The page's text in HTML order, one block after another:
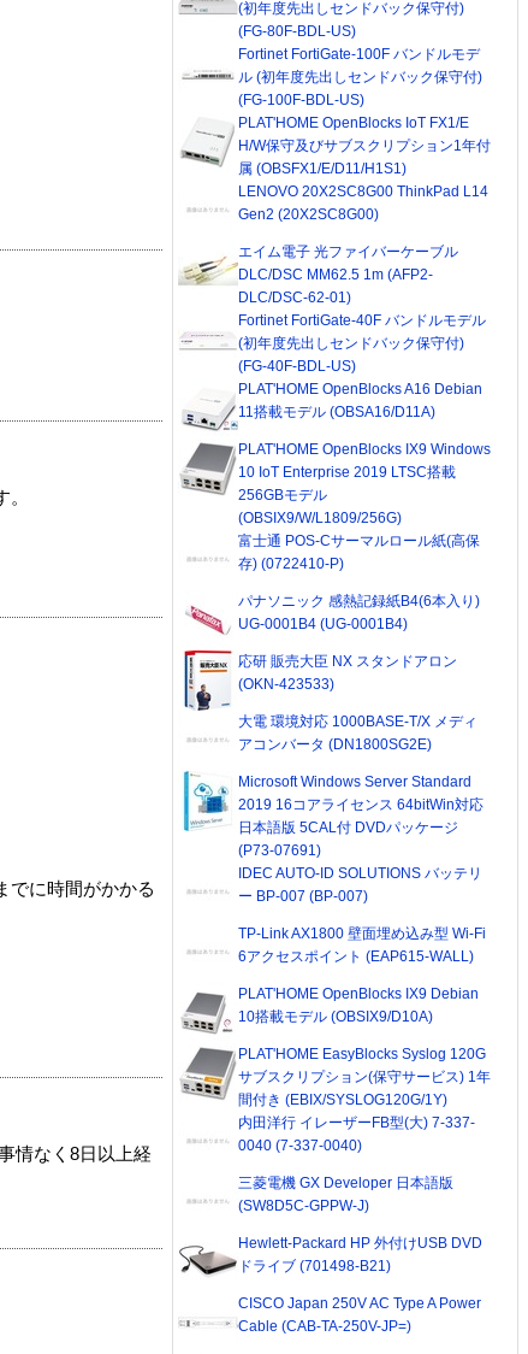
でに時間がかかる
情なく8日以上経
(初年度先出しセンドバック保守付)
(FG-80F-BDL-US)
Fortinet FortiGate-100F バンドルモデ
ル (初年度先出しセンドバック保守付)
(FG-100F-BDL-US)
PLAT'HOME OpenBlocks IoT FX1/E
H/W保守及びサブスクリプション1年付
属 (OBSFX1/E/D11/H1S1)
LENOVO 20X2SC8G00 ThinkPad L14
Gen2 (20X2SC8G00)
エイム電子 光ファイバーケーブル
DLC/DSC MM62.5 1m (AFP2-
DLC/DSC-62-01)
Fortinet FortiGate-40F バンドルモデル
(初年度先出しセンドバック保守付)
(FG-40F-BDL-US)
PLAT'HOME OpenBlocks A16 Debian
11搭載モデル (OBSA16/D11A)
PLAT'HOME OpenBlocks IX9 Windows
10 IoT Enterprise 2019 LTSC搭載
256GBモデル
(OBSIX9/W/L1809/256G)
富士通 POS-Cサーマルロール紙(高保
存) (0722410-P)
パナソニック 感熱記録紙B4(6本入り)
UG-0001B4 (UG-0001B4)
応研 販売大臣 NX スタンドアロン
(OKN-423533)
大電 環境対応 1000BASE-T/X メディ
アコンバータ (DN1800SG2E)
Microsoft Windows Server Standard
2019 16コアライセンス 64bitWin対応
日本語版 5CAL付 DVDパッケージ
(P73-07691)
IDEC AUTO-ID SOLUTIONS バッテリ
ー BP-007 (BP-007)
TP-Link AX1800 壁面埋め込み型 Wi-Fi
6アクセスポイント (EAP615-WALL)
PLAT'HOME OpenBlocks IX9 Debian
10搭載モデル (OBSIX9/D10A)
PLAT'HOME EasyBlocks Syslog 120G
サブスクリプション(保守サービス) 1年
間付き (EBIX/SYSLOG120G/1Y)
内田洋行 イレーザーFB型(大) 7-337-
0040 (7-337-0040)
三菱電機 GX Developer 日本語版
(SW8D5C-GPPW-J)
Hewlett-Packard HP 外付けUSB DVD
ドライブ (701498-B21)
CISCO Japan 250V AC Type A Power
Cable (CAB-TA-250V-JP=)